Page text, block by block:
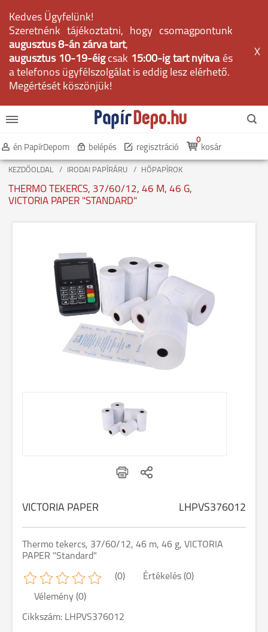
Kedves Ügyfelünk!
Szeretnénk tájékoztatni, hogy csomagpontunk
augusztus 8-án zárva tart,
augusztus 10-19-éig csak 15:00-ig tart nyitvaés
a telefonos ügyfélszolgálat is eddig lesz elérhető.
Megértését köszönjük!
X
én PapírDepom belépés regisztráció kosár
0
KEZDŐOLDAL IRODAI PAPÍRÁRU HŐPAPÍROK
THERMO TEKERCS, 37/60/12, 46 M, 46 G,
VICTORIA PAPER "STANDARD"
VICTORIA PAPER LHPVS376012
Thermo tekercs, 37/60/12, 46 m, 46 g, VICTORIA
PAPER "Standard"
(0) Értékelés (0)
Vélemény (0)
Cikkszám: LHPVS376012